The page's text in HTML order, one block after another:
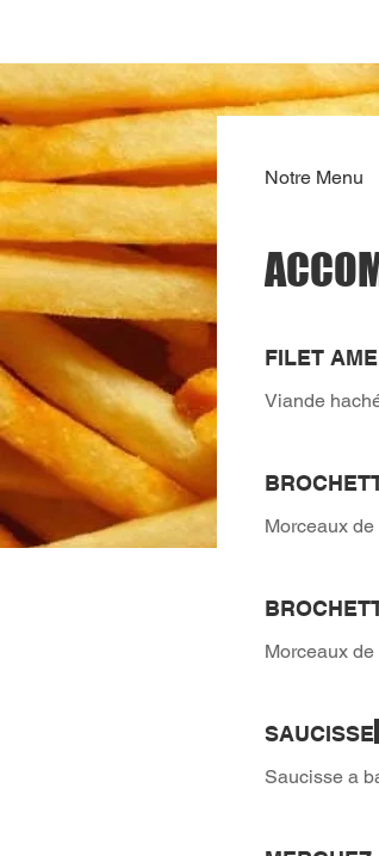
Notre Menu
FILET
Viande
Morceaux
Morceaux
SAUCISSE
Saucisse a